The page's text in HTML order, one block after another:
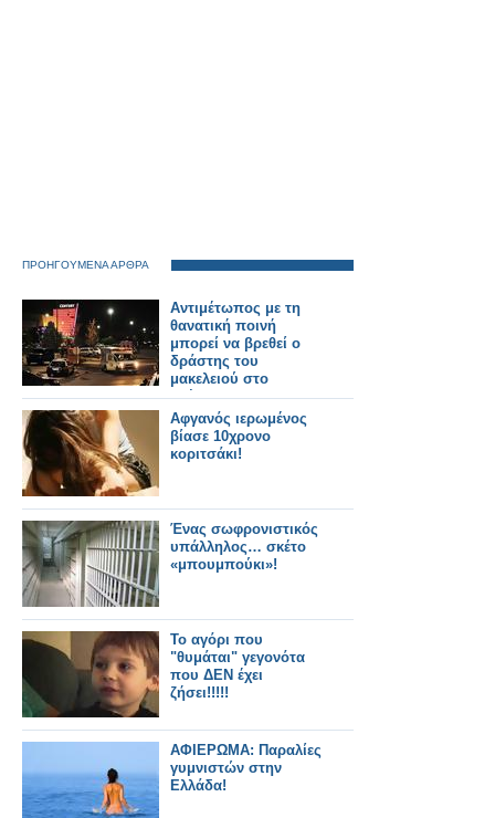
ΠΡΟΗΓΟΥΜΕΝΑ ΑΡΘΡΑ
Αντιμέτωπος με τη
θανατική ποινή
μπορεί να βρεθεί ο
δράστης του
μακελειού στο
Ντένβερ
Αφγανός ιερωμένος
βίασε 10χρονο
κοριτσάκι!
Ένας σωφρονιστικός
υπάλληλος… σκέτο
«μπουμπούκι»!
Το αγόρι που
"θυμάται" γεγονότα
που ΔΕΝ έχει
ζήσει!!!!!
ΑΦΙΕΡΩΜΑ: Παραλίες
γυμνιστών στην
Ελλάδα!